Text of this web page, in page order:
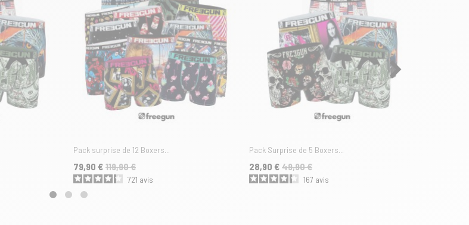
Pack surprise de 12 Boxers...
Prix
79,90 €
Prix de base119,90 €
721 avis
Pack Surprise de 5 Boxers...
Prix
28,90 €
Prix de base49,90 €
167 avis